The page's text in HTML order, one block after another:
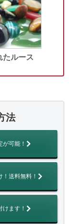
たルース
法
可能！
送料無料！
ます！